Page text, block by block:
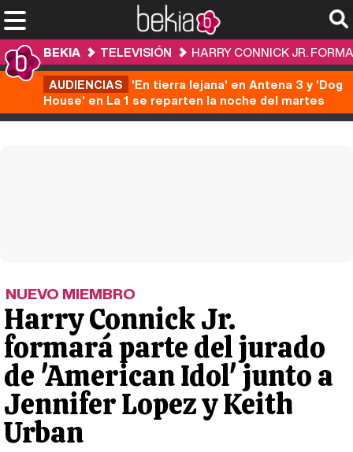
BEKIA TELEVISIÓN
HARRY CONNICK JR.
AUDIENCIAS 'En tierra lejana' en Antena 3 y 'Dog
House' en La 1 se reparten la noche del martes
NUEVO MIEMBRO
Harry Connick Jr.
formará parte del jurado
de 'American Idol' junto a
Jennifer Lopez y Keith
Urban